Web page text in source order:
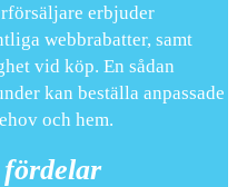
erbjuder
webbrabatter, samt
vid köp. En sådan
kan beställa anpassade
och hem.